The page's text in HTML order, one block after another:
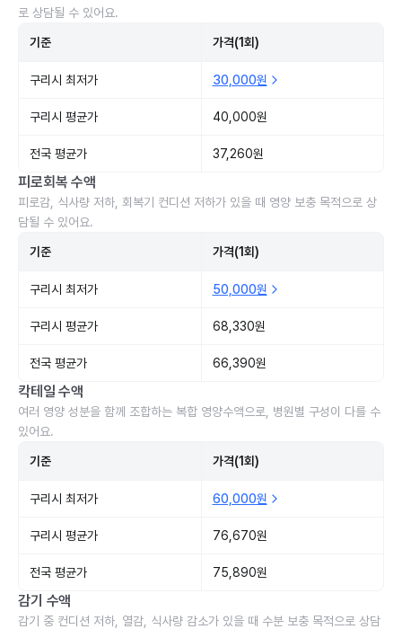
로 상담될 수 있어요.
기준 가격(1회)
구리시 최저가 30,000원
구리시 평균가 40,000원
전국 평균가 37,260원
피로회복 수액
피로감, 식사량 저하, 회복기 컨디션 저하가 있을 때 영양 보충 목적으로 상
담될 수 있어요.
기준 가격(1회)
구리시 최저가 50,000원
구리시 평균가 68,330원
전국 평균가 66,390원
칵테일 수액
여러 영양 성분을 함께 조합하는 복합 영양수액으로, 병원별 구성이 다를 수
있어요.
기준 가격(1회)
구리시 최저가 60,000원
구리시 평균가 76,670원
전국 평균가 75,890원
감기 수액
감기 중 컨디션 저하, 열감, 식사량 감소가 있을 때 수분 보충 목적으로 상담